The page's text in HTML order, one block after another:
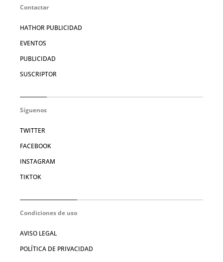
Contactar
HATHOR PUBLICIDAD
EVENTOS
PUBLICIDAD
SUSCRIPTOR
Síguenos
TWITTER
FACEBOOK
INSTAGRAM
TIKTOK
Condiciones de uso
AVISO LEGAL
POLÍTICA DE PRIVACIDAD